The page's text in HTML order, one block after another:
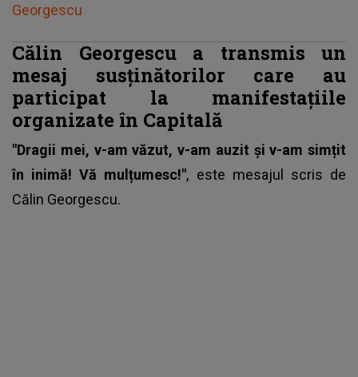
Georgescu
Călin Georgescu a transmis un
mesaj susținătorilor care au
participat la manifestațiile
organizate în Capitală
"Dragii mei, v-am văzut, v-am auzit și v-am simțit
în inimă! Vă mulțumesc!", este mesajul scris de
Călin Georgescu.